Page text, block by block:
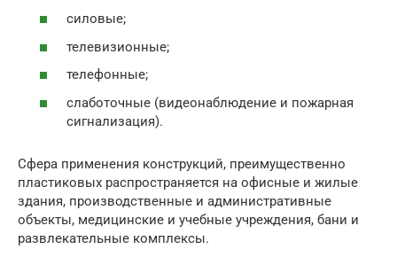
силовые;
телевизионные;
телефонные;
слаботочные (видеонаблюдение и пожарная
сигнализация).
Сфера применения конструкций, преимущественно
пластиковых распространяется на офисные и жилые
здания, производственные и административные
объекты, медицинские и учебные учреждения, бани и
развлекательные комплексы.